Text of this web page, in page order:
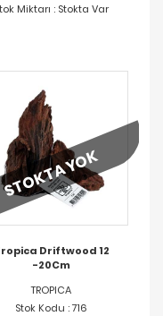
Miktarı : Stokta Var
STOKTA YOK
Driftwood 12
-20Cm
TROPICA
Stok Kodu : 716